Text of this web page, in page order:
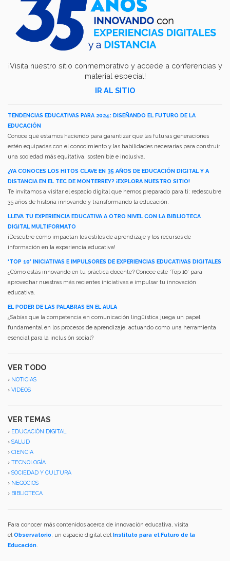
¡Visita nuestro sitio conmemorativo y accede a conferencias y
material especial!
IR AL SITIO
TENDENCIAS EDUCATIVAS PARA 2024: DISEÑANDO EL FUTURO DE LA
EDUCACIÓN
Conoce qué estamos haciendo para garantizar que las futuras generaciones
estén equipadas con el conocimiento y las habilidades necesarias para construir
una sociedad más equitativa, sostenible e inclusiva.
¿YA CONOCES LOS HITOS CLAVE EN 35 AÑOS DE EDUCACIÓN DIGITAL Y A
DISTANCIA EN EL TEC DE MONTERREY? ¡EXPLORA NUESTRO SITIO!
Te invitamos a visitar el espacio digital que hemos preparado para ti: redescubre
35 años de historia innovando y transformando la educación.
LLEVA TU EXPERIENCIA EDUCATIVA A OTRO NIVEL CON LA BIBLIOTECA
DIGITAL MULTIFORMATO
¡Descubre cómo impactan los estilos de aprendizaje y los recursos de
información en la experiencia educativa!
‘TOP 10’ INICIATIVAS E IMPULSORES DE EXPERIENCIAS EDUCATIVAS DIGITALES
¿Cómo estás innovando en tu práctica docente? Conoce este ‘Top 10’ para
aprovechar nuestras más recientes iniciativas e impulsar tu innovación
educativa.
EL PODER DE LAS PALABRAS EN EL AULA
¿Sabías que la competencia en comunicación lingüística juega un papel
fundamental en los procesos de aprendizaje, actuando como una herramienta
esencial para la inclusión social?
VER TODO
› NOTICIAS
› VIDEOS
VER TEMAS
› EDUCACIÓN DIGITAL
› SALUD
› CIENCIA
› TECNOLOGÍA
› SOCIEDAD Y CULTURA
› NEGOCIOS
› BIBLIOTECA
Para conocer más contenidos acerca de innovación educativa, visita
elObservatorio, un espacio digital del Instituto para el Futuro de la
Educación.